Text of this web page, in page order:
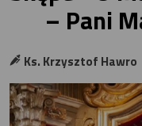
– Pani
Ks. Krzysztof Hawro